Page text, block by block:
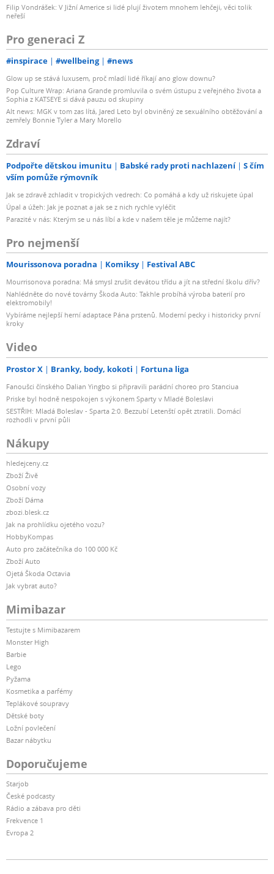
Filip Vondrášek: V Jižní Americe si lidé plují životem mnohem lehčeji, věci tolik
neřeší
Pro generaci Z
#inspirace #wellbeing #news
Glow up se stává luxusem, proč mladí lidé říkají ano glow downu?
Pop Culture Wrap: Ariana Grande promluvila o svém ústupu z veřejného života a
Sophia z KATSEYE si dává pauzu od skupiny
Alt news: MGK v tom zas lítá, Jared Leto byl obviněný ze sexuálního obtěžování a
zemřely Bonnie Tyler a Mary Morello
Zdraví
Podpořte dětskou imunitu Babské rady proti nachlazení
S čím
vším pomůže rýmovník
Jak se zdravě zchladit v tropických vedrech: Co pomáhá a kdy už riskujete úpal
Úpal a úžeh: Jak je poznat a jak se z nich rychle vyléčit
Parazité v nás: Kterým se u nás líbí a kde v našem těle je můžeme najít?
Pro nejmenší
Mourissonova poradna Komiksy Festival ABC
Mourrisonova poradna: Má smysl zrušit devátou třídu a jít na střední školu dřív?
Nahlédněte do nové továrny Škoda Auto: Takhle probíhá výroba baterií pro
elektromobily!
Vybíráme nejlepší herní adaptace Pána prstenů. Moderní pecky i historicky první
kroky
Video
Prostor X Branky, body, kokoti Fortuna liga
Fanoušci čínského Dalian Yingbo si připravili parádní choreo pro Stanciua
Priske byl hodně nespokojen s výkonem Sparty v Mladé Boleslavi
SESTŘIH: Mladá Boleslav - Sparta 2:0. Bezzubí Letenští opět ztratili. Domácí
rozhodli v první půli
Nákupy
hledejceny.cz
Zboží Živě
Osobní vozy
Zboží Dáma
zbozi.blesk.cz
Jak na prohlídku ojetého vozu?
HobbyKompas
Auto pro začátečníka do 100 000 Kč
Zboží Auto
Ojetá Škoda Octavia
Jak vybrat auto?
Mimibazar
Testujte s Mimibazarem
Monster High
Barbie
Lego
Pyžama
Kosmetika a parfémy
Teplákové soupravy
Dětské boty
Ložní povlečení
Bazar nábytku
Doporučujeme
Starjob
České podcasty
Rádio a zábava pro děti
Frekvence 1
Evropa 2